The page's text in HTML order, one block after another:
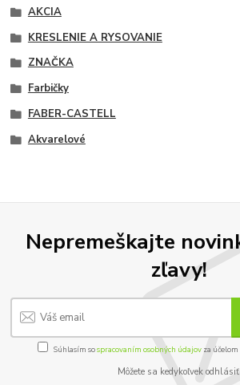
AKCIA
KRESLENIE A RYSOVANIE
ZNAČKA
Farbičky
FABER-CASTELL
Akvarelové
Nepremeškajte
zľavy!
Súhlasím sospracovaním osobných údajov za
Môžete sa kedykoľvek odhlásiť.